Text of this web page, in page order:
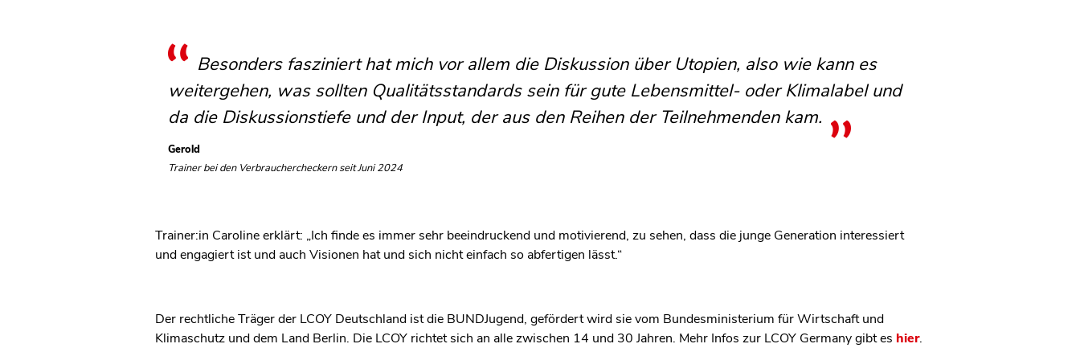
Besonders fasziniert hat mich vor allem die Diskussion über Utopien, also wie kann es
weitergehen, was sollten Qualitätsstandards sein für gute Lebensmittel- oder Klimalabel und
da die Diskussionstiefe und der Input, der aus den Reihen der Teilnehmenden kam.
Gerold
Trainer bei den Verbrauchercheckern seit Juni 2024
Trainer:in Caroline erklärt: „Ich finde es immer sehr beeindruckend und motivierend, zu sehen, dass die junge Generation interessiert
und engagiert ist und auch Visionen hat und sich nicht einfach so abfertigen lässt.“
Der rechtliche Träger der LCOY Deutschland ist die BUNDJugend, gefördert wird sie vom Bundesministerium für Wirtschaft und
Klimaschutz und dem Land Berlin. Die LCOY richtet sich an alle zwischen 14 und 30 Jahren. Mehr Infos zur LCOY Germany gibt es hier.